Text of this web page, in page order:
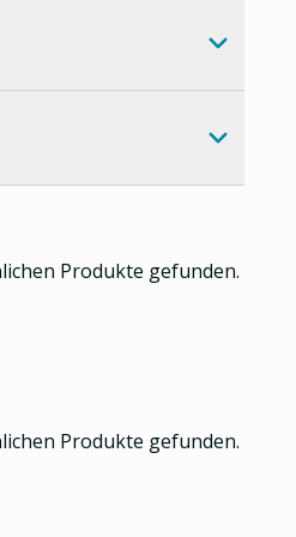
Produkte gefunden.
Produkte gefunden.